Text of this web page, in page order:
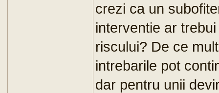
crezi ca un
interventie ar
riscului? De ce
intrebarile pot
dar pentru unii